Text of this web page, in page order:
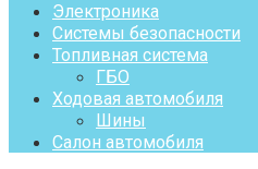
Электроника
Системы безопасности
Топливная система
ГБО
Ходовая автомобиля
Шины
Салон автомобиля